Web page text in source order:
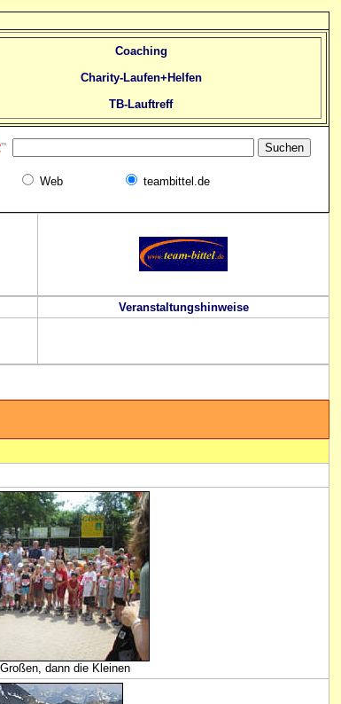
Coaching
Charity-Laufen+Helfen
TB-Lauftreff
Web teambittel.de
Veranstaltungshinweise
dann die Kleinen